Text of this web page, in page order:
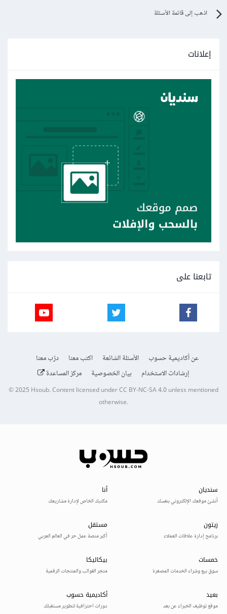
اذهب إلى قائمة الأسئلة
إعلانات
تابعنا على
عن أكاديمية حسوب الأسئلة الشائعة اكتب معنا
درّب معنا
إرشادات الاستخدام
بيان الخصوصية مركز المساعدة
© 2025Hsoub.Content licensed underCC BY-NC-SA 4.0unless mentioned
otherwise.